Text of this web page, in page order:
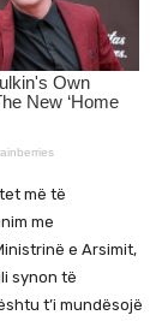
më të
me
e Arsimit,
synon të
t’i mundësojë